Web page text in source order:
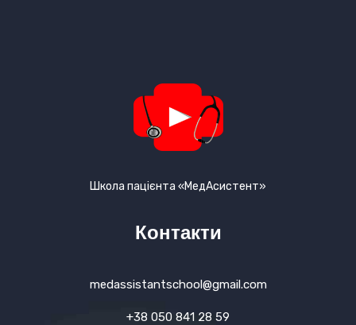
Школа пацієнта «МедАсистент»
Контакти
medassistantschool@gmail.com
+38 050 841 28 59